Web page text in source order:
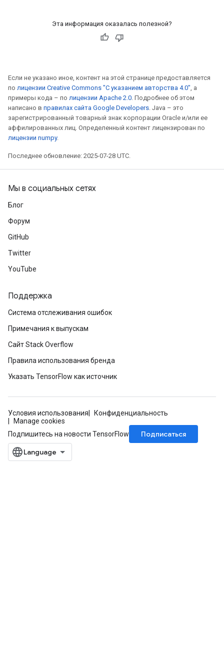
Эта информация оказалась полезной?
Если не указано иное, контент на этой странице предоставляется
по лицензии Creative Commons "С указанием авторства 4.0", а
примеры кода – по лицензии Apache 2.0. Подробнее об этом
написано в правилах сайта Google Developers. Java – это
зарегистрированный товарный знак корпорации Oracle и/или ее
аффилированных лиц. Определенный контент лицензирован по
лицензии numpy.
Последнее обновление: 2025-07-28 UTC.
Мы в социальных сетях
Блог
Форум
GitHub
Twitter
YouTube
Поддержка
Система отслеживания ошибок
Примечания к выпускам
Сайт Stack Overflow
Правила использования бренда
Указать TensorFlow как источник
Условия использования
Конфиденциальность
Manage cookies
Подпишитесь на новости TensorFlow
Подписаться